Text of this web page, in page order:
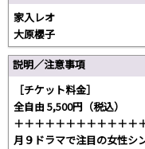
家入レオ
大原櫻子
説明／注意事項
［チケット料金］
全自由 5,500円（税込）
＋＋＋＋＋＋＋＋＋＋＋＋
月９ドラマで注目の女性シ